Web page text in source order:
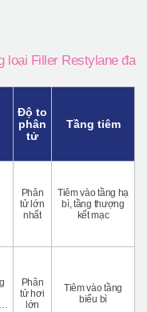
loại Filler Restylane đa
Độ to
phân
tử
Tầng tiêm
Phân
tử lớn
nhất
Tiêm vào tầng hạ
bì, tầng thượng
kết mạc
Phân
tử hơi
lớn
Tiêm vào tầng
biểu bì